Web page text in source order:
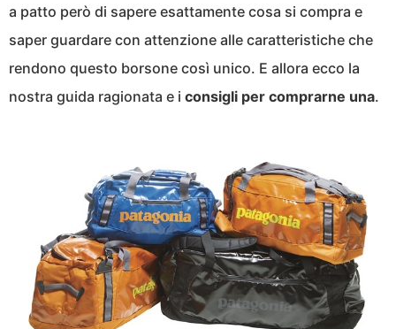
a patto però di sapere esattamente cosa si compra e
saper guardare con attenzione alle caratteristiche che
rendono questo borsone così unico. E allora ecco la
nostra guida ragionata e i consigli per comprarne una.